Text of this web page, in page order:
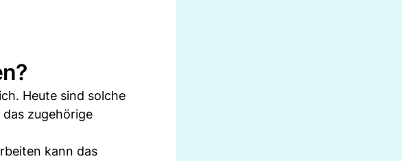
Heute sind solche
zugehörige
kann das